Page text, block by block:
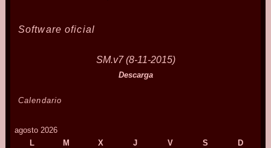
Software oficial
SM.v7 (8-11-2015)
Descarga
Calendario
agosto 2026
L
M X J V S D